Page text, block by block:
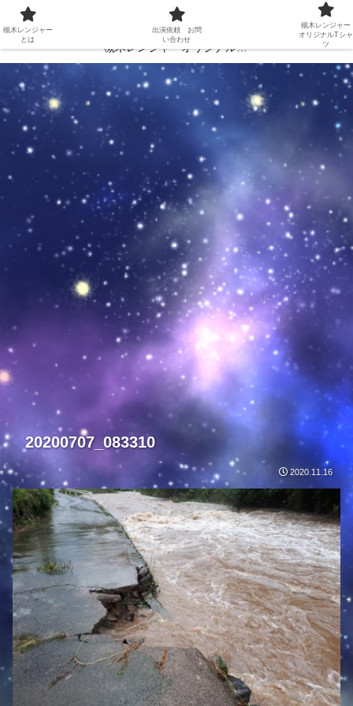
出演依頼 お問い合わせ
槻木レンジャーオリジナルTシャツ
20200707_083310
2020.11.16
槻木レンジャー
とは
出演依頼 お問
い合わせ
槻木レンジャー
オリジナルTシャ
ツ